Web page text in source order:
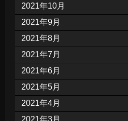
2021年10月
2021年9月
2021年8月
2021年7月
2021年6月
2021年5月
2021年4月